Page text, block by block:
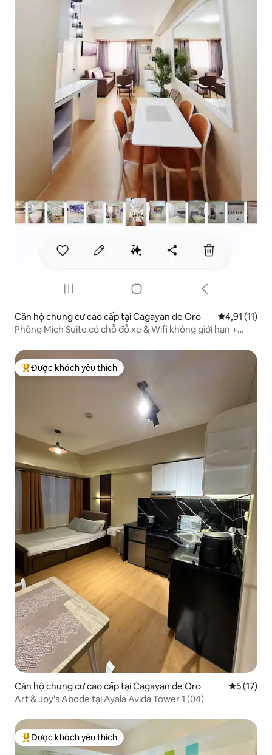
Căn hộ chung cư cao cấp tại Cagayan de Oro Xếp hạng
4,91 (11)
Phòng Mich Suite có chỗ đỗ xe & Wifi không giới hạn +
Được khách yêu thích nhất
Được khách yêu thích
Căn hộ chung cư cao cấp tại Cagayan de Oro Xếp hạng
5 (17)
Art & Joy's Abode tại Ayala Avida Tower 1 (04)
Được khách yêu thích nhất
Được khách yêu thích